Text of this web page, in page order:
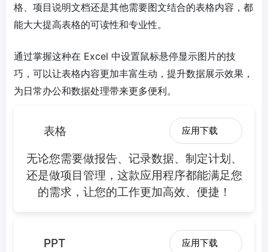
格、项目说明文档还是其他需要图文结合的表格内容，都
能大大提高表格的可读性和专业性。
通过掌握这种在 Excel 中设置鼠标悬停显示图片的技
巧，可以让表格内容更加丰富生动，提升数据展示效果，
为日常办公和数据处理带来更多便利。
表格 应用下载
无论您需要做报告、记录数据、制定计划、
还是做项目管理，这款应用程序都能满足您
的需求，让您的工作更加高效、便捷！
PPT 应用下载